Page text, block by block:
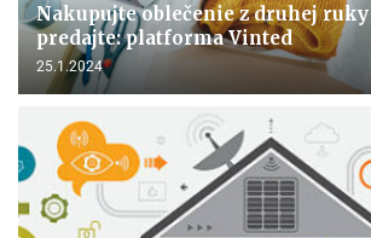
Nakupujte oblečenie z druhej ruky
predajte: platforma Vinted
25.1.2024